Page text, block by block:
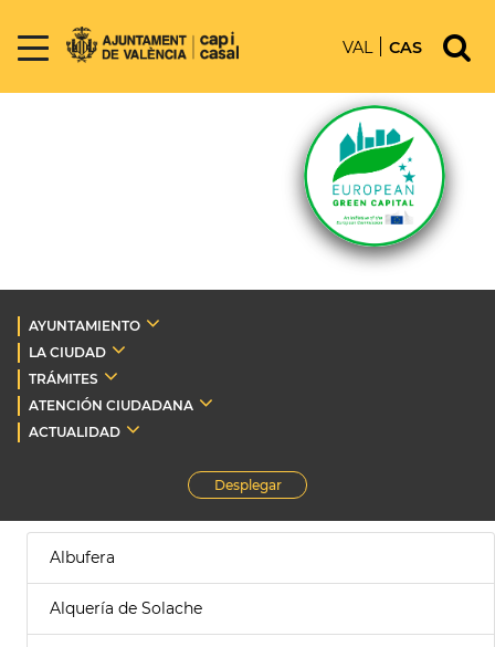
VAL CAS
AYUNTAMIENTO
LA CIUDAD
TRÁMITES
ATENCIÓN CIUDADANA
ACTUALIDAD
Desplegar
Albufera
Alquería de Solache